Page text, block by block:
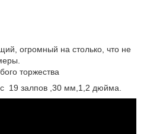
огромный на столько, что не
торжества
19 залпов ,30 мм,1,2 дюйма.